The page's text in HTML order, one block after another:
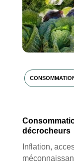
décrocheurs
Inflation,